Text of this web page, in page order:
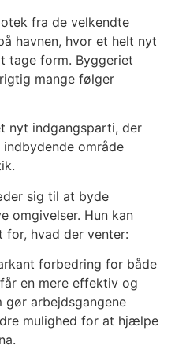
fra de velkendte
havnen, hvor et helt nyt
tage form. Byggeriet
mange følger
nyt indgangsparti, der
område
sig til at byde
omgivelser. Hun kan
hvad der venter:
forbedring for både
en mere effektiv og
gør arbejdsgangene
mulighed for at hjælpe